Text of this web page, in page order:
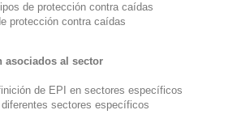
de protección contra caídas
protección contra caídas
asociados al sector
de EPI en sectores específicos
sectores específicos